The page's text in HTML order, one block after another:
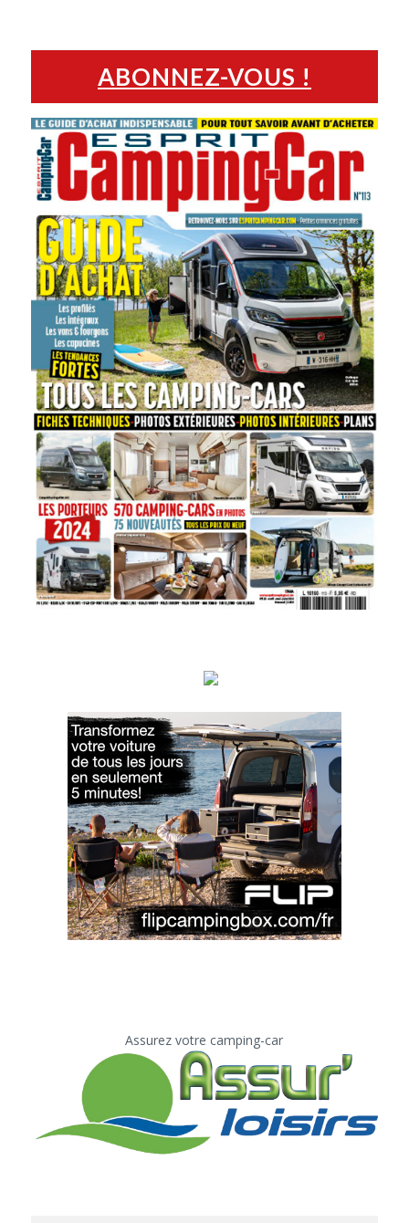
ABONNEZ-VOUS !
Assurez votre camping-car